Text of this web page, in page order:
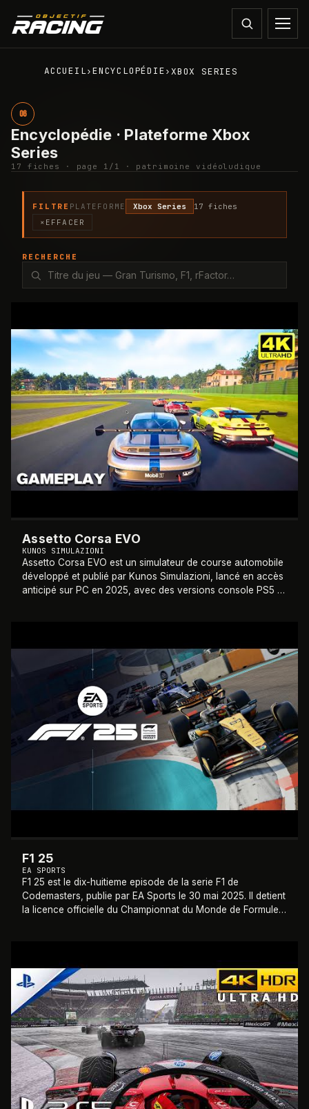
ACCUEIL›ENCYCLOPÉDIE›XBOX SERIES
06
Encyclopédie · Plateforme Xbox
Series
17 fiche s · page 1 / 1 · patrimoine vidéoludique
FILTRE PLATEFORME Xbox Series 17 fiches
× EFFACER
RECHERCHE
Assetto Corsa EVO
KUNOS SIMULAZIONI
Assetto Corsa EVO est un simulateur de course automobile
développé et publié par Kunos Simulazioni, lancé en accès
anticipé sur PC en 2025, avec des versions console PS5 et
F1 25
EA SPORTS
F1 25 est le dix-huitieme episode de la serie F1 de
Codemasters, publie par EA Sports le 30 mai 2025. Il detient
la licence officielle du Championnat du Monde de Formule 1